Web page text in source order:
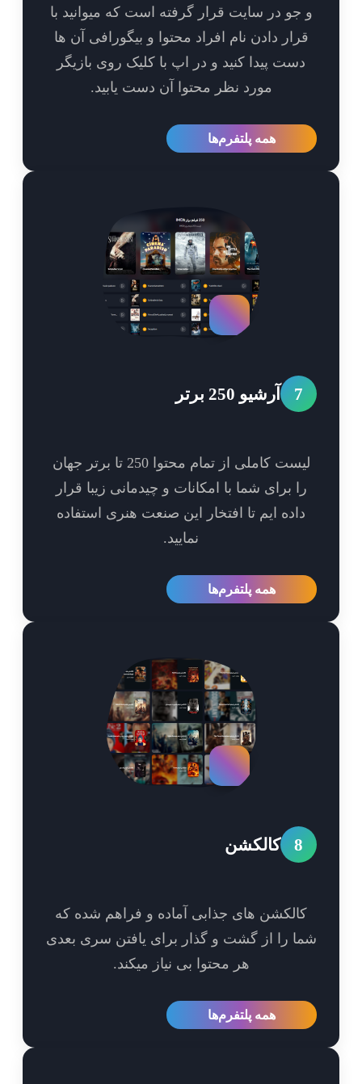
در سایت قرار گرفته است که میوانید با
دادن نام افراد محتوا و بیگورافی آن ها
پیدا کنید و در اپ با کلیک روی بازیگر
مورد نظر محتوا آن دست یابید.
همه پلتفرم‌ها
آرشیو 250 برتر
لیست کاملی از تمام محتوا 250 تا برتر جهان
برای شما با امکانات و چیدمانی زیبا قرار
ایم تا افتخار این صنعت هنری استفاده
همه پلتفرم‌ها
کالکشن
های جذابی آماده و فراهم شده که
را از گشت و گذار برای یافتن سری بعدی
هر محتوا بی نیاز میکند.
همه پلتفرم‌ها